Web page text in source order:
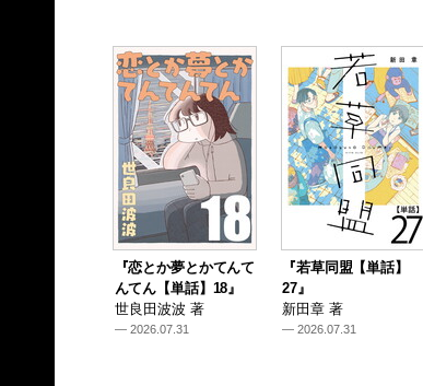
『恋とか夢とかてんて
んてん【単話】18』
世良田波波 著
— 2026.07.31
『若草同盟【単話】
27』
新田章 著
— 2026.07.31